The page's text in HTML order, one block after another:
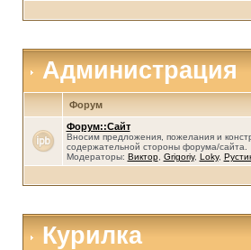
Администрация
Форум
Форум::Сайт
Вносим предложения, пожелания и
содержательной стороны форума/сайта.
Модераторы: Виктор, Grigoriy, Loky,
Курилка